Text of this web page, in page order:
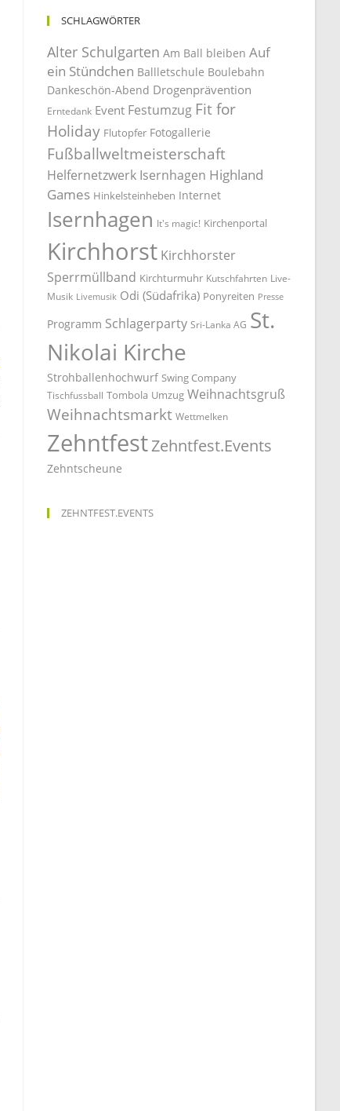
SCHLAGWÖRTER
Alter Schulgarten Am Ball bleiben Auf
ein Stündchen Ballletschule Boulebahn
Dankeschön-Abend Drogenprävention
Erntedank Event Festumzug Fit for
Holiday Flutopfer Fotogallerie
Fußballweltmeisterschaft
Helfernetzwerk Isernhagen Highland
Games Hinkelsteinheben Internet
Isernhagen It's magic! Kirchenportal
Kirchhorst Kirchhorster
Sperrmüllband Kirchturmuhr Kutschfahrten Live-
Musik Livemusik Odi (Südafrika) Ponyreiten Presse
Programm Schlagerparty Sri-Lanka AG St.
Nikolai Kirche
Strohballenhochwurf Swing Company
Tischfussball Tombola Umzug Weihnachtsgruß
Weihnachtsmarkt Wettmelken
ZehntfestZehntfest.Events
Zehntscheune
ZEHNTFEST.EVENTS